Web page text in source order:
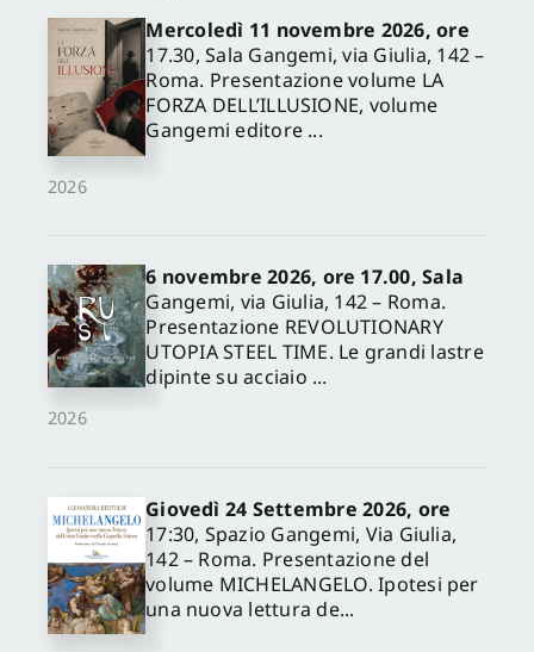
2026
Mercoledì 11 novembre 2026, ore
17.30, Sala Gangemi, via Giulia, 142 –
Roma. Presentazione volume LA
FORZA DELL’ILLUSIONE, volume
Gangemi editore ...
2026
6 novembre 2026, ore 17.00, Sala
Gangemi, via Giulia, 142 – Roma.
Presentazione REVOLUTIONARY
UTOPIA STEEL TIME. Le grandi lastre
dipinte su acciaio ...
Giovedì 24 Settembre 2026, ore
17:30, Spazio Gangemi, Via Giulia,
142 – Roma. Presentazione del
volume MICHELANGELO. Ipotesi per
una nuova lettura de...